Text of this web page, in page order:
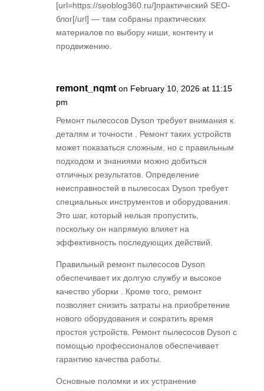
[url=https://seoblog360.ru/]практический SEO-
блог[/url] — там собраны практических
материалов по выбору ниши, контенту и
продвижению.
remont_nqmt on February 10, 2026 at 11:15
pm
Ремонт пылесосов Dyson требует внимания к
деталям и точности . Ремонт таких устройств
может показаться сложным, но с правильным
подходом и знаниями можно добиться
отличных результатов. Определение
неисправностей в пылесосах Dyson требует
специальных инструментов и оборудования.
Это шаг, который нельзя пропустить,
поскольку он напрямую влияет на
эффективность последующих действий.
Правильный ремонт пылесосов Dyson
обеспечивает их долгую службу и высокое
качество уборки . Кроме того, ремонт
позволяет снизить затраты на приобретение
нового оборудования и сократить время
простоя устройств. Ремонт пылесосов Dyson с
помощью профессионалов обеспечивает
гарантию качества работы.
Основные поломки и их устранение